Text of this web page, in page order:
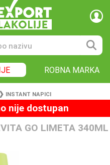
ROBNA MARKA
❯ INSTANT NAPICI
nije dostupan
GO LIMETA 340ML